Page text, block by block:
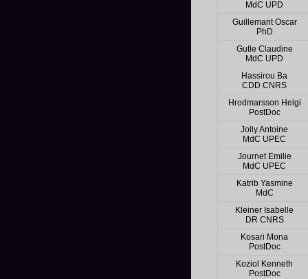
MdC UPD
Guillemant Oscar
PhD
Gutle Claudine
MdC UPD
Hassirou Ba
CDD CNRS
Hrodmarsson Helgi
PostDoc
Jolly Antoine
MdC UPEC
Journet Emilie
MdC UPEC
Katrib Yasmine
MdC
Kleiner Isabelle
DR CNRS
Kosari Mona
PostDoc
Koziol Kenneth
PostDoc